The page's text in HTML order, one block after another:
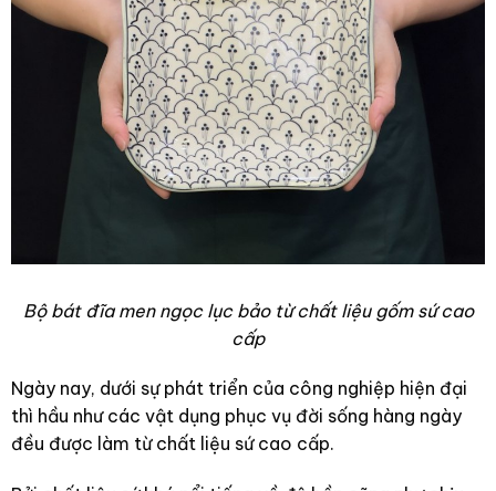
Bộ bát đĩa men ngọc lục bảo từ chất liệu gốm sứ cao
cấp
Ngày nay, dưới sự phát triển của công nghiệp hiện đại
thì hầu như các vật dụng phục vụ đời sống hàng ngày
đều được làm từ chất liệu sứ cao cấp.